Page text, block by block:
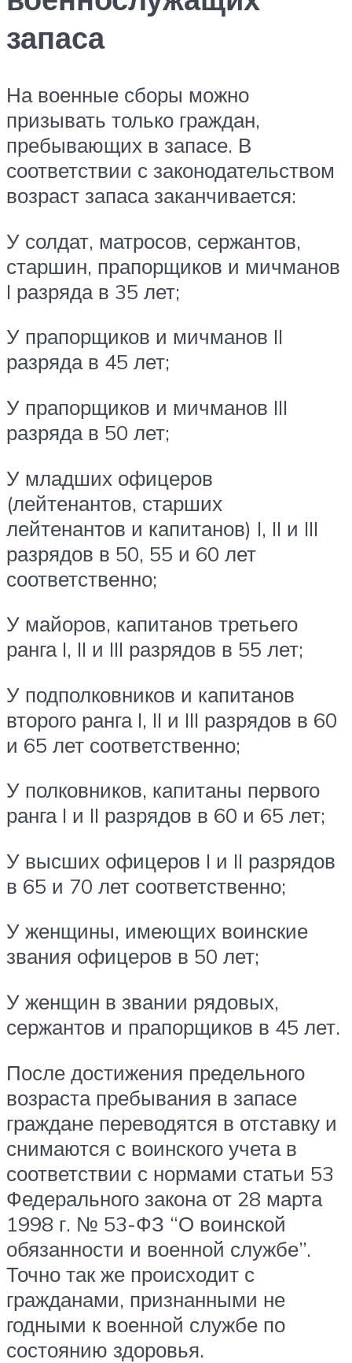
запаса
На военные сборы можно
призывать только граждан,
пребывающих в запасе. В
соответствии с законодательством
возраст запаса заканчивается:
У солдат, матросов, сержантов,
старшин, прапорщиков и мичманов
I разряда в 35 лет;
У прапорщиков и мичманов II
разряда в 45 лет;
У прапорщиков и мичманов III
разряда в 50 лет;
У младших офицеров
(лейтенантов, старших
лейтенантов и капитанов) I, II и III
разрядов в 50, 55 и 60 лет
соответственно;
У майоров, капитанов третьего
ранга I, II и III разрядов в 55 лет;
У подполковников и капитанов
второго ранга I, II и III разрядов в 60
и 65 лет соответственно;
У полковников, капитаны первого
ранга I и II разрядов в 60 и 65 лет;
У высших офицеров I и II разрядов
в 65 и 70 лет соответственно;
У женщины, имеющих воинские
звания офицеров в 50 лет;
У женщин в звании рядовых,
сержантов и прапорщиков в 45 лет.
После достижения предельного
возраста пребывания в запасе
граждане переводятся в отставку и
снимаются с воинского учета в
соответствии с нормами статьи 53
Федерального закона от 28 марта
1998 г. № 53-ФЗ “О воинской
обязанности и военной службе”.
Точно так же происходит с
гражданами, признанными не
годными к военной службе по
состоянию здоровья.